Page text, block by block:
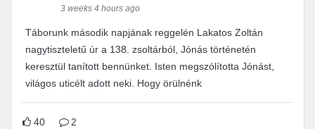
3 weeks 4 hours ago
Táborunk második napjának reggelén Lakatos Zoltán
nagytiszteletű úr a 138. zsoltárból, Jónás történetén
keresztül tanított bennünket. Isten megszólította Jónást,
világos uticélt adott neki. Hogy örülnénk
40 2